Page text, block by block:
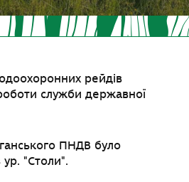
рейдів
служби державної
ПНДВ було
"Столи".